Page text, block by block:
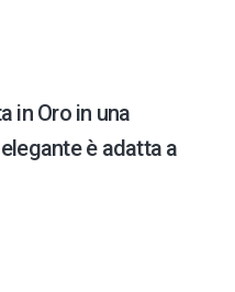
in Oro in una
è adatta a